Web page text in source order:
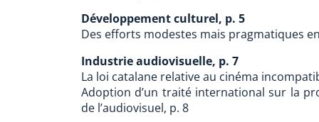
Développement culturel, p. 5
Des efforts modestes mais pragmatiques
Industrie audiovisuelle, p. 7
La loi catalane relative au cinéma
Adoption d’un traité international sur la
de l’audiovisuel, p. 8